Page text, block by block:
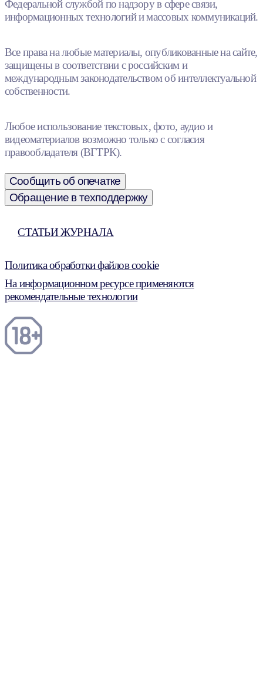
Федеральной службой по надзору в сфере связи,
информационных технологий и массовых коммуникаций.
Все права на любые материалы, опубликованные на сайте,
защищены в соответствии с российским и
международным законодательством об интеллектуальной
собственности.
Любое использование текстовых, фото, аудио и
видеоматериалов возможно только с согласия
правообладателя (ВГТРК).
Сообщить об опечатке
Обращение в техподдержку
СТАТЬИ ЖУРНАЛА
Политика обработки файлов cookie
На информационном ресурсе применяются
рекомендательные технологии